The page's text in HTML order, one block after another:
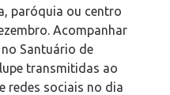
paróquia ou centro
Acompanhar
Santuário de
transmitidas ao
redes sociais no dia